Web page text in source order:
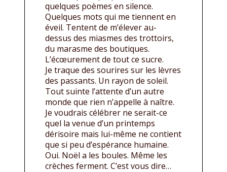
quelques poèmes en silence.
Quelques mots qui me tiennent en
éveil. Tentent de m’élever au-
dessus des miasmes des trottoirs,
du marasme des boutiques.
L’écœurement de tout ce sucre.
Je traque des sourires sur les lèvres
des passants. Un rayon de soleil.
Tout suinte l’attente d’un autre
monde que rien n’appelle à naître.
Je voudrais célébrer ne serait-ce
quel la venue d’un printemps
dérisoire mais lui-même ne contient
que si peu d’espérance humaine.
Oui. Noël a les boules. Même les
crèches ferment. C’est vous dire…